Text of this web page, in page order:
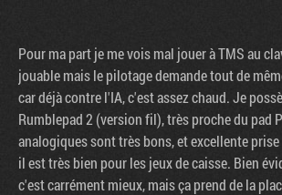
Pour ma part je me vois mal jouer à TMS au
jouable mais le pilotage demande tout de
car déjà contre l'IA, c'est assez chaud. Je
Rumblepad 2 (version fil), très proche du pad
analogiques sont très bons, et excellente
il est très bien pour les jeux de caisse. Bien
c'est carrément mieux, mais ça prend de la